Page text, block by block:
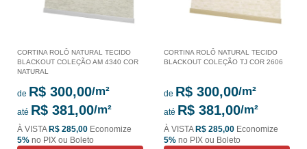
CORTINA ROLÔ NATURAL TECIDO
BLACKOUT COLEÇÃO AM 4340 COR
NATURAL
de R$ 300,00
até R$ 381,00
À VISTAR$ 285,00 Economize
5% no PIX ou Boleto
CORTINA ROLÔ NATURAL TECIDO
BLACKOUT COLEÇÃO TJ COR 2606
de R$ 300,00
até R$ 381,00
À VISTAR$ 285,00 Economize
5% no PIX ou Boleto